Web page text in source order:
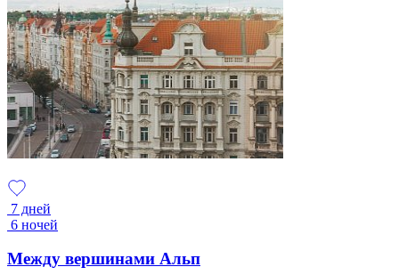
7 дней
6 ночей
Между вершинами Альп